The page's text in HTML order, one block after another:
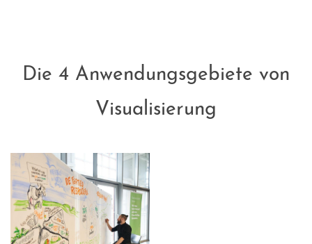
Die 4 Anwendungsgebiete von
Visualisierung